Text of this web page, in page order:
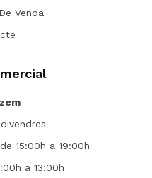
Venda
15:00h a 19:00h
a 13:00h